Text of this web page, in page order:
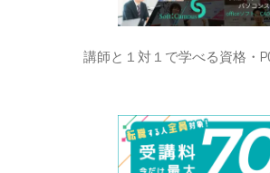
講師と１対１で学べる資格・